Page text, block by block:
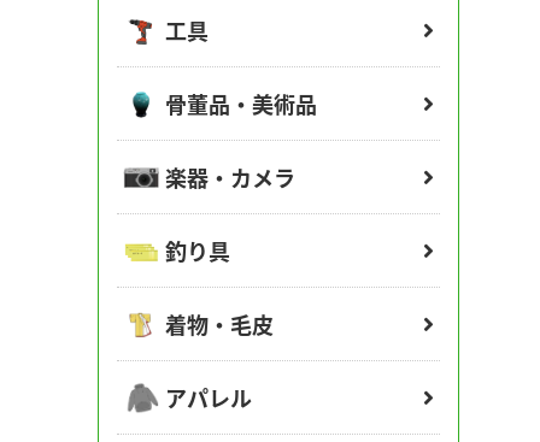
工具
骨董品・美術品
楽器・カメラ
釣り具
着物・毛皮
アパレル